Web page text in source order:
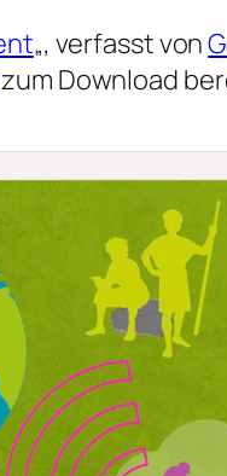
„, verfasst von
zum Download